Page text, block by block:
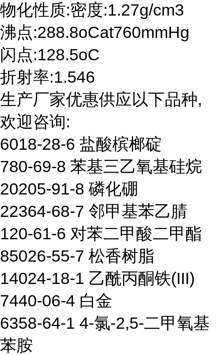
物化性质:密度:1.27g/cm3
沸点:288.8oCat760mmHg
闪点:128.5oC
折射率:1.546
生产厂家优惠供应以下品种,
欢迎咨询:
6018-28-6 盐酸槟榔碇
780-69-8 苯基三乙氧基硅烷
20205-91-8 磷化硼
22364-68-7 邻甲基苯乙腈
120-61-6 对苯二甲酸二甲酯
85026-55-7 松香树脂
14024-18-1 乙酰丙酮铁(III)
7440-06-4 白金
6358-64-1 4-氯-2,5-二甲氧基
苯胺